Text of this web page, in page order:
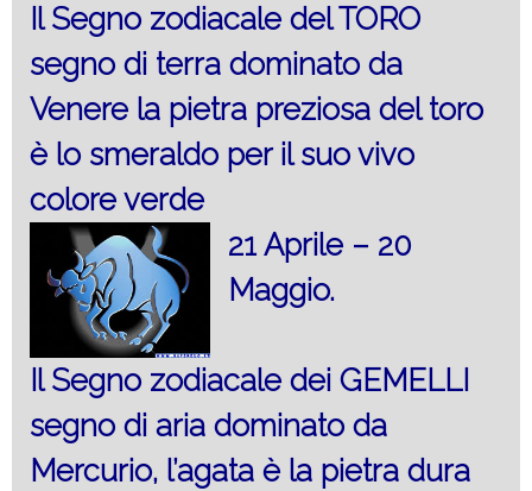
Il Segno zodiacale del TORO
segno di terra dominato da
Venere la pietra preziosa del toro
è lo smeraldo per il suo vivo
colore verde
21 Aprile – 20
Maggio.
Il Segno zodiacale dei GEMELLI
segno di aria dominato da
Mercurio, l’agata è la pietra dura